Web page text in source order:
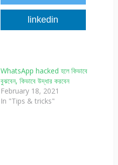
linkedin
WhatsApp hacked হলে কিভাবে
বুঝবেন, কিভাবে উদ্ধার করবেন
February 18, 2021
In "Tips & tricks"